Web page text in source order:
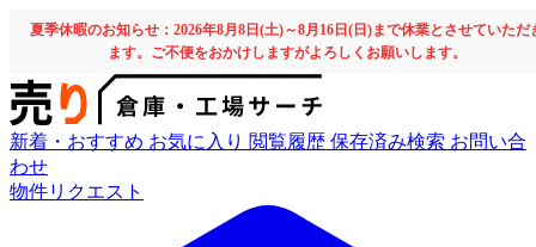
夏季休暇のお知らせ：2026年8月8日(土)～8月16日(日)まで休業とさせていただ
ます。ご不便をおかけしますがよろしくお願いします。
新着・おすすめ お気に入り 閲覧履歴 保存済み検索 お問い合
わせ
物件リクエスト